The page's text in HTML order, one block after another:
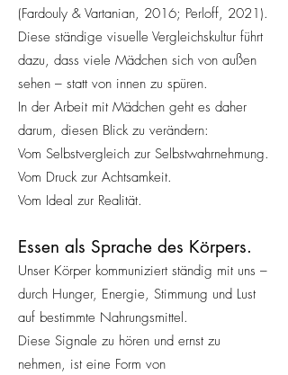
(Fardouly & Vartanian, 2016; Perloff, 2021).
Diese ständige visuelle Vergleichskultur führt
dazu, dass viele Mädchen sich von außen
sehen – statt von innen zu spüren.
In der Arbeit mit Mädchen geht es daher
darum, diesen Blick zu verändern:
Vom Selbstvergleich zur Selbstwahrnehmung.
Vom Druck zur Achtsamkeit.
Vom Ideal zur Realität.
Essen als Sprache des Körpers.
Unser Körper kommuniziert ständig mit uns –
durch Hunger, Energie, Stimmung und Lust
auf bestimmte Nahrungsmittel.
Diese Signale zu hören und ernst zu
nehmen, ist eine Form von